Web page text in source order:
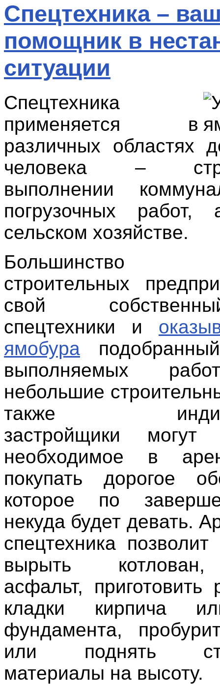
Спецтехника –
помощник в
ситуации
Спецтехника
применяется в
различных областях
человека –
выполнении
погрузочных
сельском хозяйстве.
Большинство
строительных
свой
спецтехники и
ямобура
выполняемых
небольшие
также
застройщики
необходимое в
покупать дорогое
которое по
некуда будет девать.
спецтехника
вырыть котлован,
асфальт, приготовить
кладки кирпича
фундамента,
или поднять
материалы на высоту.